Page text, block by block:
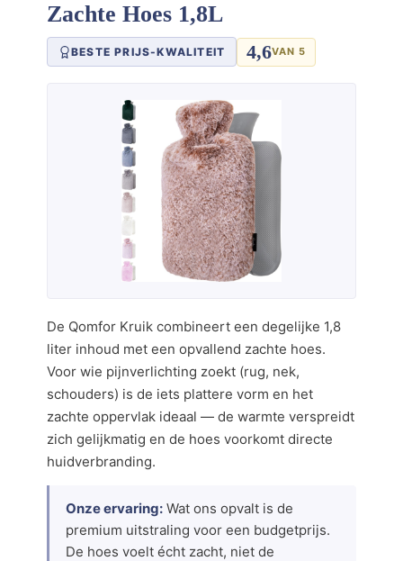
Zachte Hoes 1,8L
BESTE PRIJS-KWALITEIT 4,6VAN 5
De Qomfor Kruik combineert een degelijke 1,8
liter inhoud met een opvallend zachte hoes.
Voor wie pijnverlichting zoekt (rug, nek,
schouders) is de iets plattere vorm en het
zachte oppervlak ideaal — de warmte verspreidt
zich gelijkmatig en de hoes voorkomt directe
huidverbranding.
Onze ervaring: Wat ons opvalt is de
premium uitstraling voor een budgetprijs.
De hoes voelt écht zacht, niet de